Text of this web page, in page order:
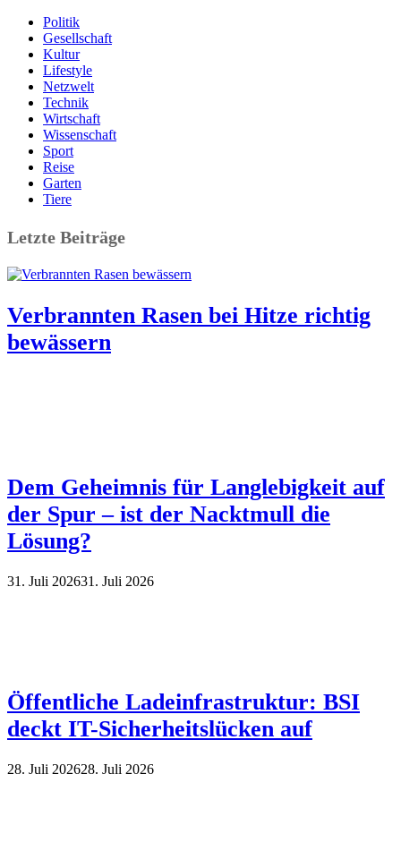
Politik
Gesellschaft
Kultur
Lifestyle
Netzwelt
Technik
Wirtschaft
Wissenschaft
Sport
Reise
Garten
Tiere
Letzte Beiträge
Verbrannten Rasen bei Hitze richtig
bewässern
Dem Geheimnis für Langlebigkeit auf
der Spur – ist der Nacktmull die
Lösung?
31. Juli 202631. Juli 2026
Öffentliche Ladeinfrastruktur: BSI
deckt IT-Sicherheitslücken auf
28. Juli 202628. Juli 2026